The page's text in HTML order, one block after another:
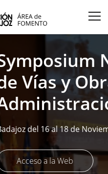
Nacional
de la
Local
de 2022.